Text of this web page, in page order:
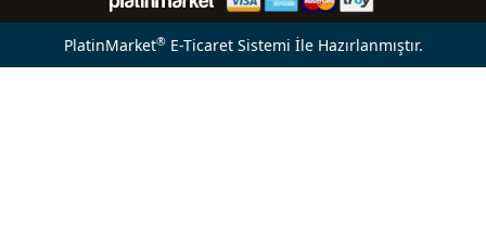
PlatinMarket®E-Ticaret Sistemi İle Hazırlanmıştır.